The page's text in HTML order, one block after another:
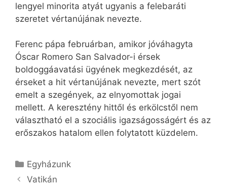
lengyel minorita atyát ugyanis a felebaráti
szeretet vértanújának nevezte.
Ferenc pápa februárban, amikor jóváhagyta
Óscar Romero San Salvador-i érsek
boldoggáavatási ügyének megkezdését, az
érseket a hit vértanújának nevezte, mert szót
emelt a szegények, az elnyomottak jogai
mellett. A keresztény hittől és erkölcstől nem
választható el a szociális igazságosságért és az
erőszakos hatalom ellen folytatott küzdelem.
Kategória
Egyházunk
Vatikán